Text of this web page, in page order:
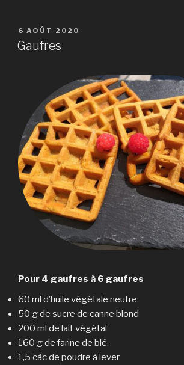
PUBLIÉ
LE
6 AOÛT 2020
Gaufres
Pour 4 gaufres à 6 gaufres
60 ml d’huile végétale neutre
50 g de sucre de canne blond
200 ml de lait végétal
160 g de farine de blé
1,5 càc de poudre à lever